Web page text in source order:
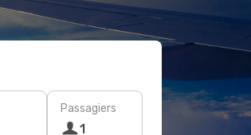
Passagiers
1